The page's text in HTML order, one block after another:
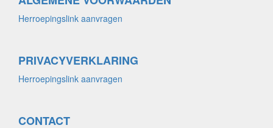
Herroepingslink aanvragen
PRIVACYVERKLARING
Herroepingslink aanvragen
CONTACT